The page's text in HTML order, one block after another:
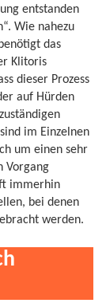
entstanden
Wie nahezu
das
Klitoris
dieser Prozess
auf Hürden
im Einzelnen
um einen sehr
Vorgang
immerhin
bei denen
werden.